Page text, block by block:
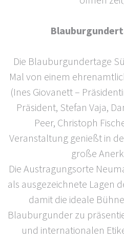
Die Blauburgundertage
Mal von einem
(Ines Giovanett –
Präsident, Stefan Vaja,
Peer, Christoph
Veranstaltung genießt in
große
Die Austragungsorte
als ausgezeichnete Lagen
damit die ideale
Blauburgunder zu
und internationalen